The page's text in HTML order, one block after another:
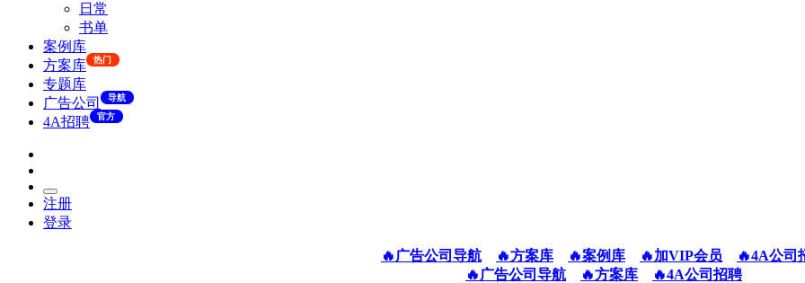
日常
书单
案例库
方案库
热门
专题库
广告公司
导航
4A招聘 官方
注册
登录
🔥广告公司导航 🔥方案库 🔥案例库 🔥加VIP会员
🔥4A公司
🔥广告公司导航
🔥方案库 🔥4A公司招聘